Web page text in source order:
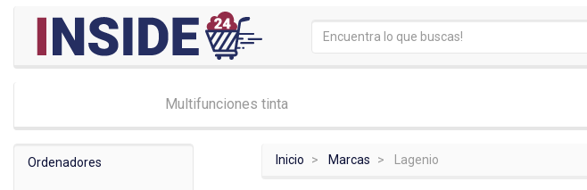
Multifunciones tinta
Ordenadores Inicio Marcas Lagenio